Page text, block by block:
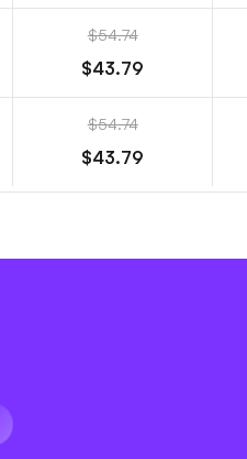
$54.74
$43.79
$54.74
$43.79